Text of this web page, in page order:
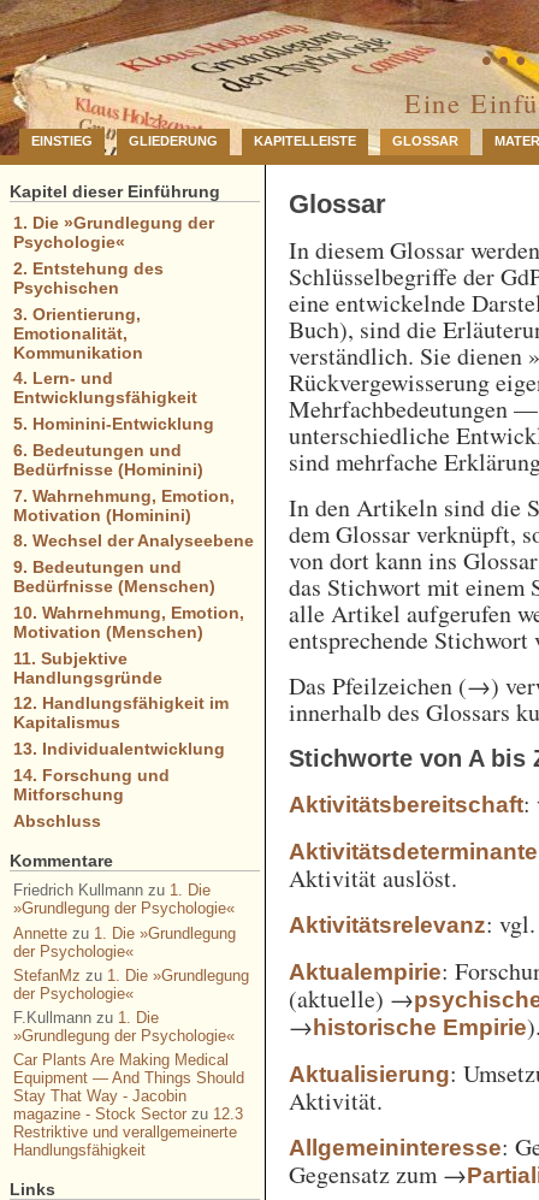
…
Eine
EINSTIEG GLIEDERUNG KAPITELLEISTE GLOSSAR
Glossar
In diesem Glossar
Schlüsselbegriffe der
eine entwickelnde
Buch), sind die
verständlich. Sie dienen
Rückvergewisserung
Mehrfachbedeutungen
unterschiedliche
sind mehrfache
In den Artikeln sind die
dem Glossar verknüpft,
von dort kann ins
das Stichwort mit einem
alle Artikel aufgerufen
entsprechende Stichwort
Das Pfeilzeichen (→)
innerhalb des Glossars
Stichworte von A bis
Aktivitätsbereitschaft:
Aktivitätsdeterminante
Aktivität auslöst.
Aktivitätsrelevanz:
Aktualempirie:
(aktuelle) →
→historische Empirie
Aktualisierung:
Aktivität.
Allgemeininteresse:
Gegensatz zum →
Kapitel dieser Einführung
1. Die »Grundlegung der
Psychologie«
2. Entstehung des
Psychischen
3. Orientierung,
Emotionalität,
Kommunikation
4. Lern- und
Entwicklungsfähigkeit
5. Hominini-Entwicklung
6. Bedeutungen und
Bedürfnisse (Hominini)
7. Wahrnehmung, Emotion,
Motivation (Hominini)
8. Wechsel der Analyseebene
9. Bedeutungen und
Bedürfnisse (Menschen)
10. Wahrnehmung, Emotion,
Motivation (Menschen)
11. Subjektive
Handlungsgründe
12. Handlungsfähigkeit im
Kapitalismus
13. Individualentwicklung
14. Forschung und
Mitforschung
Abschluss
Kommentare
Friedrich Kullmannzu 1. Die
»Grundlegung der Psychologie«
Annettezu 1. Die »Grundlegung
der Psychologie«
StefanMz zu 1. Die »Grundlegung
der Psychologie«
F.Kullmannzu 1. Die
»Grundlegung der Psychologie«
Car Plants Are Making Medical
Equipment — And Things Should
Stay That Way - Jacobin
magazine - Stock Sectorzu 12.3
Restriktive und verallgemeinerte
Handlungsfähigkeit
Links